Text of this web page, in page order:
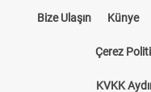
Künye
Çerez